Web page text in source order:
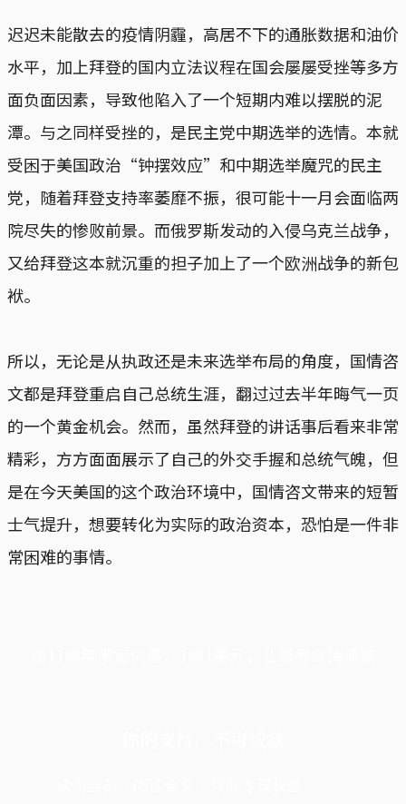
迟迟未能散去的疫情阴霾，高居不下的通胀数据和油价
水平，加上拜登的国内立法议程在国会屡屡受挫等多方
面负面因素，导致他陷入了一个短期内难以摆脱的泥
潭。与之同样受挫的，是民主党中期选举的选情。本就
受困于美国政治“钟摆效应”和中期选举魔咒的民主
党，随着拜登支持率萎靡不振，很可能十一月会面临两
院尽失的惨败前景。而俄罗斯发动的入侵乌克兰战争，
又给拜登这本就沉重的担子加上了一个欧洲战争的新包
袱。
所以，无论是从执政还是未来选举布局的角度，国情咨
文都是拜登重启自己总统生涯，翻过过去半年晦气一页
的一个黄金机会。然而，虽然拜登的讲话事后看来非常
精彩，方方面面展示了自己的外交手握和总统气魄，但
是在今天美国的这个政治环境中，国情咨文带来的短暂
士气提升，想要转化为实际的政治资本，恐怕是一件非
常困难的事情。